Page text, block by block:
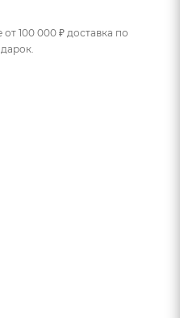
100 000 ₽ доставка по